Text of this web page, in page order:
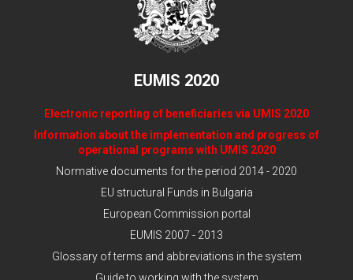
EUMIS 2020
Electronic reporting of beneficiaries via UMIS 2020
Information about the implementation and progress of
operational programs with UMIS 2020
Normative documents for the period 2014 - 2020
EU structural Funds in Bulgaria
European Commission portal
EUMIS 2007 - 2013
Glossary of terms and abbreviations in the system